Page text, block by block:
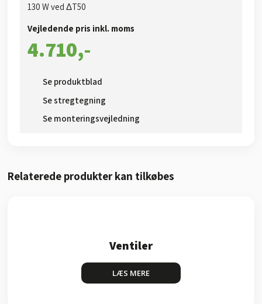
​130 W ved ΔT50​
Vejledende pris inkl. moms​
4.710,-​
Se produktblad​
Se stregtegning
Se monteringsvejledning
Relaterede produkter kan tilkøbes​
Ventiler
LÆS MERE​